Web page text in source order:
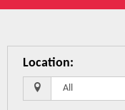
Location: